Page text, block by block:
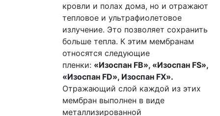
кровли и полах дома, но и отражают
тепловое и ультрафиолетовое
излучение. Это позволяет сохранить
больше тепла. К этим мембранам
относятся следующие
пленки: «Изоспан FB», «Изоспан FS»,
«Изоспан FD», Изоспан FX».
Отражающий слой каждой из этих
мембран выполнен в виде
металлизированной